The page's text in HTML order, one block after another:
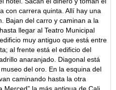
con carrera quinta. Allí hay una
Bajan del carro y caminan a la
llegar al Teatro Municipal
muy antiguo que está entre
al frente está el edificio del
anaranjado. Diagonal está
del oro. En la esquina del
caminando hasta la otra
la más antigua de Cali.